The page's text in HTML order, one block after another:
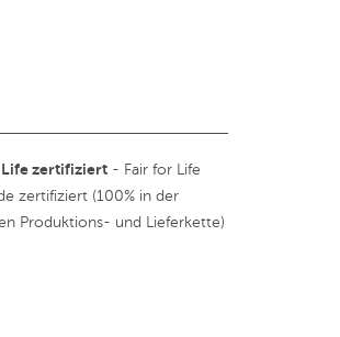
Life zertifiziert - Fair for Life
zertifiziert (100% in der
Produktions- und Lieferkette)